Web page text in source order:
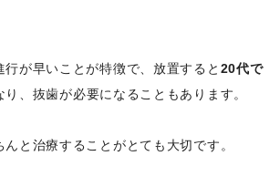
が早いことが特徴で、放置すると 20代で
り、抜歯が必要になることもあります。
と治療することがとても大切です。